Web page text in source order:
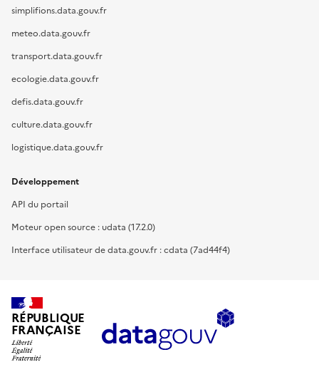
simplifions.data.gouv.fr
meteo.data.gouv.fr
transport.data.gouv.fr
ecologie.data.gouv.fr
defis.data.gouv.fr
culture.data.gouv.fr
logistique.data.gouv.fr
Développement
API du portail
Moteur open source : udata (17.2.0)
Interface utilisateur de data.gouv.fr : cdata (7ad44f4)
RÉPUBLIQUE
FRANÇAISE